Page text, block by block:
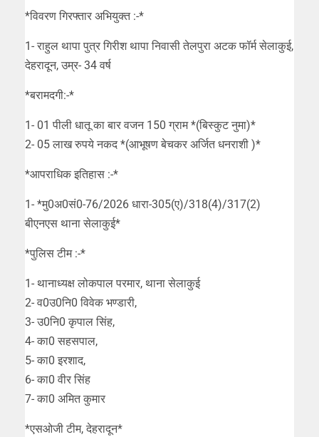
*विवरण गिरफ्तार अभियुक्त :-*
1- राहुल थापा पुत्र गिरीश थापा निवासी तेलपुरा अटक फॉर्म सेलाकुई,
देहरादून, उम्र- 34 वर्ष
*बरामदगी:-*
1- 01 पीली धातू का बार वजन 150 ग्राम *(बिस्कुट नुमा)*
2- 05 लाख रुपये नकद *(आभूषण बेचकर अर्जित धनराशी )*
*आपराधिक इतिहास :-*
1- *मु0अ0सं0-76/2026 धारा-305(ए)/318(4)/317(2)
बीएनएस थाना सेलाकुई*
*पुलिस टीम :-*
1- थानाध्यक्ष लोकपाल परमार, थाना सेलाकुई
2- व0उ0नि0 विवेक भण्डारी,
3- उ0नि0 कृपाल सिंह,
4- का0 सहसपाल,
5- का0 इरशाद,
6- का0 वीर सिंह
7- का0 अमित कुमार
*एसओजी टीम, देहरादून*